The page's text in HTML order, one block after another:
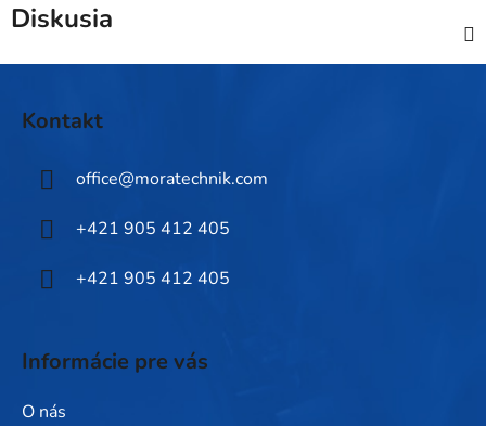
Diskusia
Kontakt
office@moratechnik.com
+421 905 412 405
+421 905 412 405
Informácie pre vás
O nás